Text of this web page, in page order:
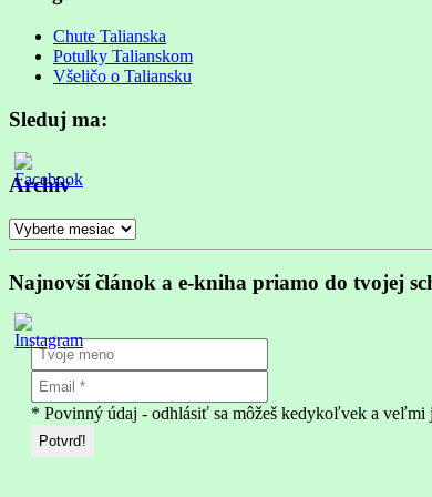
progressChute Talianska
Potulky Talianskom
Všeličo o Taliansku
Sleduj ma:
Archív
Archív
Najnovší článok a e-kniha priamo do tvojej
* Povinný údaj - odhlásiť sa môžeš kedykoľvek a veľmi